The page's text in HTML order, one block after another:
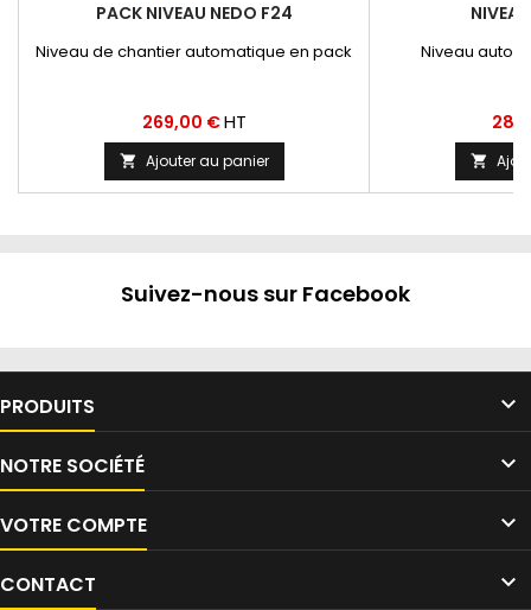
PACK NIVEAU NEDO F24
Niveau de chantier automatique en pack
Prix
269,00 €HT
 Ajouter au panier
Niveau
Prix

Suivez-nous sur Facebook
PRODUITS 
NOTRE SOCIÉTÉ 
VOTRE COMPTE 
CONTACT 